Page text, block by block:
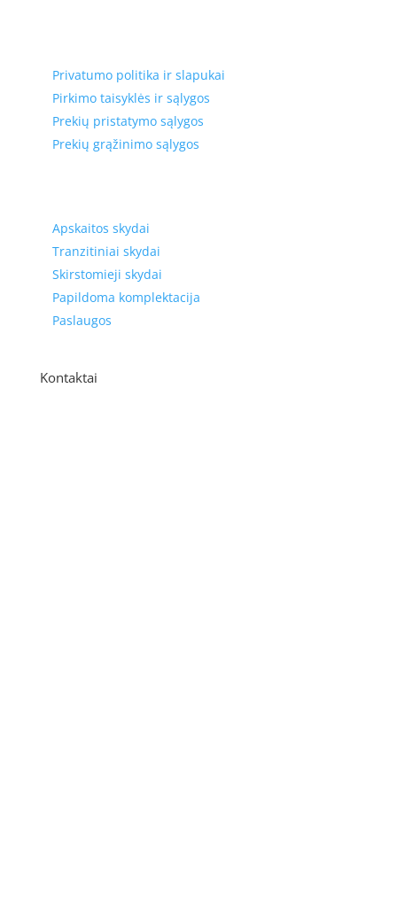
Privatumo politika ir slapukai
Pirkimo taisyklės ir sąlygos
Prekių pristatymo sąlygos
Prekių grąžinimo sąlygos
Apskaitos skydai
Tranzitiniai skydai
Skirstomieji skydai
Papildoma komplektacija
Paslaugos
Kontaktai